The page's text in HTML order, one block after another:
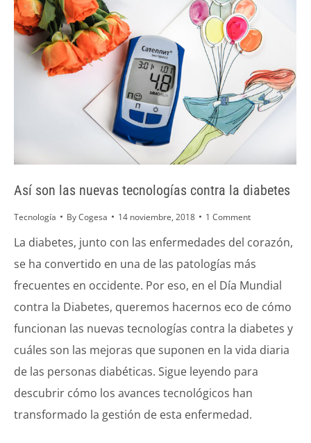
Así son las nuevas tecnologías contra la diabetes
Tecnología ByCogesa 14 noviembre, 2018 1 Comment
La diabetes, junto con las enfermedades del corazón,
se ha convertido en una de las patologías más
frecuentes en occidente. Por eso, en el Día Mundial
contra la Diabetes, queremos hacernos eco de cómo
funcionan las nuevas tecnologías contra la diabetes y
cuáles son las mejoras que suponen en la vida diaria
de las personas diabéticas. Sigue leyendo para
descubrir cómo los avances tecnológicos han
transformado la gestión de esta enfermedad.